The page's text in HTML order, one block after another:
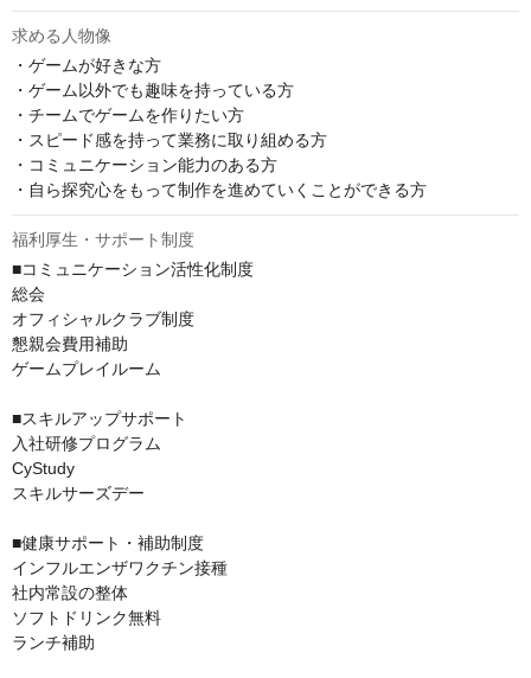
求める人物像
・ゲームが好きな方
・ゲーム以外でも趣味を持っている方
・チームでゲームを作りたい方
・スピード感を持って業務に取り組める方
・コミュニケーション能力のある方
・自ら探究心をもって制作を進めていくことができる方
福利厚生・サポート制度
■コミュニケーション活性化制度
総会
オフィシャルクラブ制度
懇親会費用補助
ゲームプレイルーム
■スキルアップサポート
入社研修プログラム
CyStudy
スキルサーズデー
■健康サポート・補助制度
インフルエンザワクチン接種
社内常設の整体
ソフトドリンク無料
ランチ補助